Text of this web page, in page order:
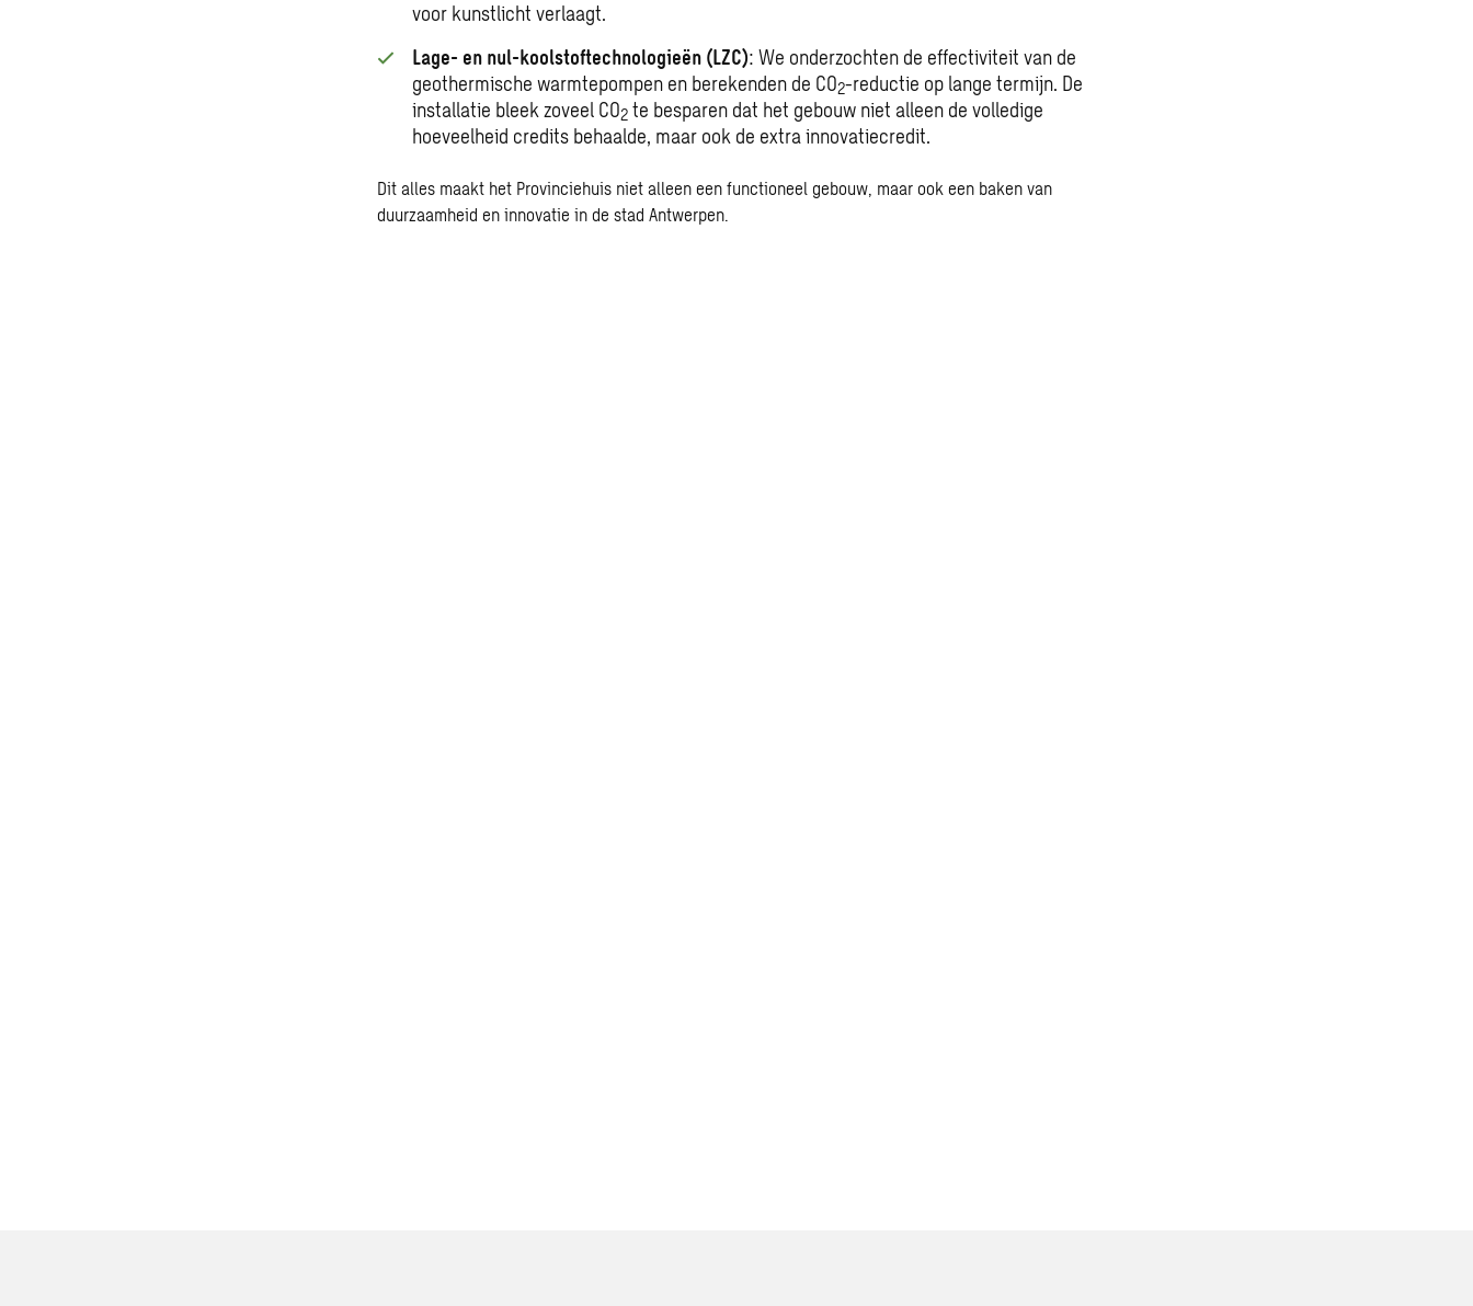
voor kunstlicht verlaagt.
Lage- en nul-koolstoftechnologieën (LZC): We onderzochten de effectiviteit van de
geothermische warmtepompen en berekenden de CO2-reductie op lange termijn. De
installatie bleek zoveel CO2 te besparen dat het gebouw niet alleen de volledige
hoeveelheid credits behaalde, maar ook de extra innovatiecredit.
Dit alles maakt het Provinciehuis niet alleen een functioneel gebouw, maar ook een baken van
duurzaamheid en innovatie in de stad Antwerpen.